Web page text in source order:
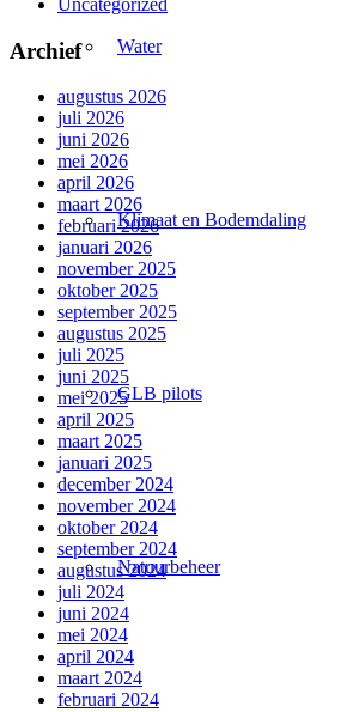
Water
Klimaat en Bodemdaling
GLB pilots
Natuurbeheer
Archief
augustus 2026
juli 2026
juni 2026
mei 2026
april 2026
maart 2026
februari 2026
januari 2026
november 2025
oktober 2025
september 2025
augustus 2025
juli 2025
juni 2025
mei 2025
april 2025
maart 2025
januari 2025
december 2024
november 2024
oktober 2024
september 2024
augustus 2024
juli 2024
juni 2024
mei 2024
april 2024
maart 2024
februari 2024